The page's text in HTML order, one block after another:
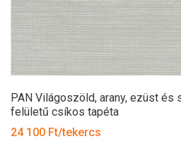
PAN Világoszöld, arany, ezüst és
felületű csíkos tapéta
24 100 Ft/tekercs